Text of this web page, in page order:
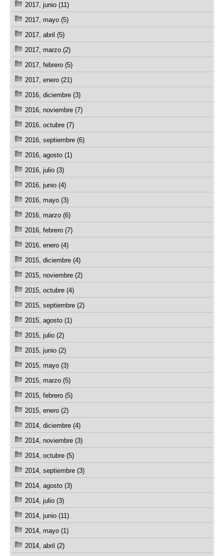
2017, junio (11)
2017, mayo (5)
2017, abril (5)
2017, marzo (2)
2017, febrero (5)
2017, enero (21)
2016, diciembre (3)
2016, noviembre (7)
2016, octubre (7)
2016, septiembre (6)
2016, agosto (1)
2016, julio (3)
2016, junio (4)
2016, mayo (3)
2016, marzo (6)
2016, febrero (7)
2016, enero (4)
2015, diciembre (4)
2015, noviembre (2)
2015, octubre (4)
2015, septiembre (2)
2015, agosto (1)
2015, julio (2)
2015, junio (2)
2015, mayo (3)
2015, marzo (5)
2015, febrero (5)
2015, enero (2)
2014, diciembre (4)
2014, noviembre (3)
2014, octubre (5)
2014, septiembre (3)
2014, agosto (3)
2014, julio (3)
2014, junio (11)
2014, mayo (1)
2014, abril (2)